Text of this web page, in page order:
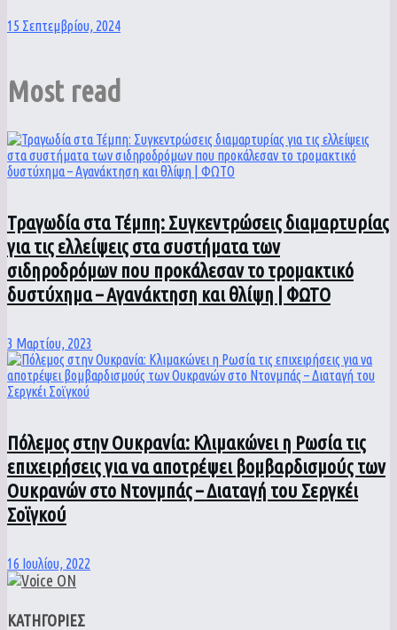
15 Σεπτεμβρίου, 2024
Most read
Τραγωδία στα Τέμπη: Συγκεντρώσεις διαμαρτυρίας
για τις ελλείψεις στα συστήματα των
σιδηροδρόμων που προκάλεσαν το τρομακτικό
δυστύχημα – Αγανάκτηση και θλίψη | ΦΩΤΟ
3 Μαρτίου, 2023
Πόλεμος στην Ουκρανία: Κλιμακώνει η Ρωσία τις
επιχειρήσεις για να αποτρέψει βομβαρδισμούς των
Ουκρανών στο Ντονμπάς – Διαταγή του Σεργκέι
Σοϊγκού
16 Ιουλίου, 2022
ΚΑΤΗΓΟΡΙΕΣ